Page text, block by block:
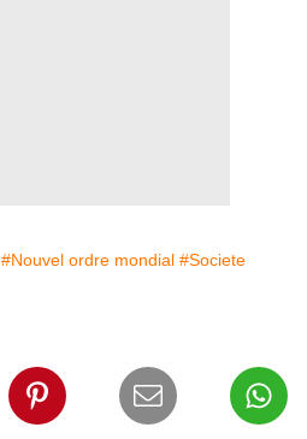
#Nouvel ordre mondial #Societe